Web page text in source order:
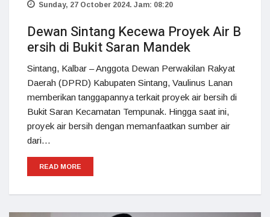
Sunday, 27 October 2024. Jam: 08:20
Dewan Sintang Kecewa Proyek Air B
ersih di Bukit Saran Mandek
Sintang, Kalbar – Anggota Dewan Perwakilan Rakyat
Daerah (DPRD) Kabupaten Sintang, Vaulinus Lanan
memberikan tanggapannya terkait proyek air bersih di
Bukit Saran Kecamatan Tempunak. Hingga saat ini,
proyek air bersih dengan memanfaatkan sumber air
dari…
READ MORE